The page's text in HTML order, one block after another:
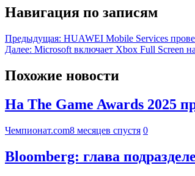
Навигация по записям
Предыдущая: HUAWEI Mobile Services
Далее: Microsoft включает Xbox Full Screen
Похожие новости
На The Game Awards 2025
Чемпионат.com8 месяцев спустя 0
Bloomberg: глава